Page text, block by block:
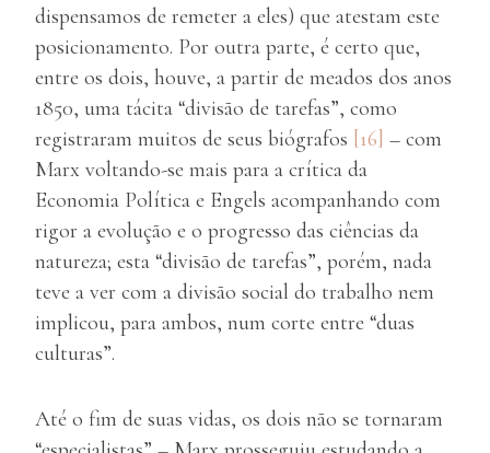
dispensamos de remeter a eles) que atestam este
posicionamento. Por outra parte, é certo que,
entre os dois, houve, a partir de meados dos anos
1850, uma tácita “divisão de tarefas”, como
registraram muitos de seus biógrafos [16] – com
Marx voltando-se mais para a crítica da
Economia Política e Engels acompanhando com
rigor a evolução e o progresso das ciências da
natureza; esta “divisão de tarefas”, porém, nada
teve a ver com a divisão social do trabalho nem
implicou, para ambos, num corte entre “duas
culturas”.
Até o fim de suas vidas, os dois não se tornaram